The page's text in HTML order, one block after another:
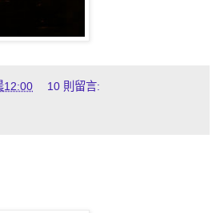
12:00 10 則留言: